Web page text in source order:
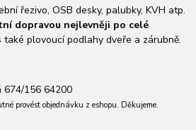
řezivo, OSB desky, palubky, KVH atp.
dopravou nejlevněji po celé
také plovoucí podlahy dveře a zárubně.
674/156 64200
provést objednávku z eshopu. Děkujeme.